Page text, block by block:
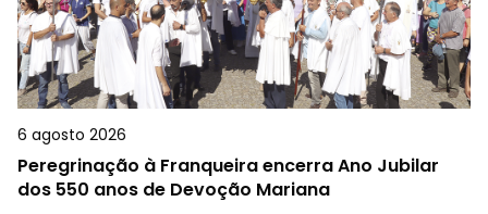
6 agosto 2026
Peregrinação à Franqueira encerra Ano Jubilar
dos 550 anos de Devoção Mariana